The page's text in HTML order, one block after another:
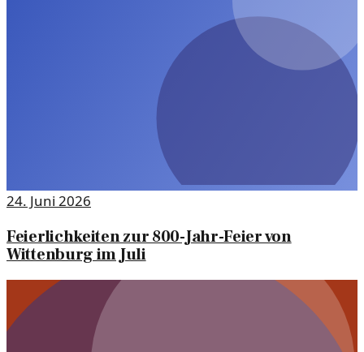
24. Juni 2026
Feierlichkeiten zur 800-Jahr-Feier von
Wittenburg im Juli